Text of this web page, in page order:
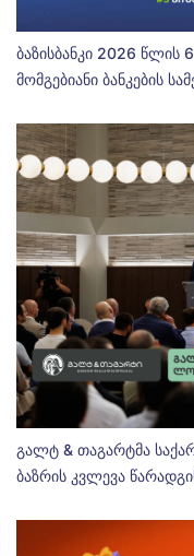
ბაზისბანკი 2026 წლის
მომგებიანი ბანკების
გალტ & თაგარტმა
ბაზრის კვლევა